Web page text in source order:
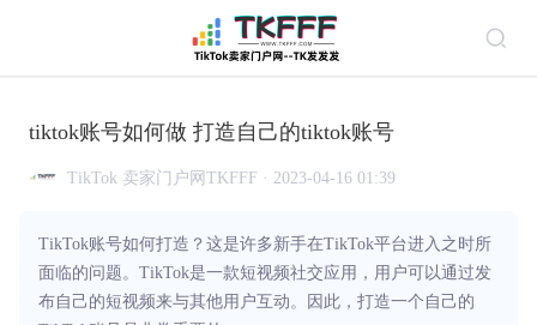
tiktok账号如何做 打造自己的tiktok账号
TikTok 卖家门户网TKFFF · 2023-04-16 01:39
TikTok账号如何打造？这是许多新手在TikTok平台进入之时所
面临的问题。TikTok是一款短视频社交应用，用户可以通过发
布自己的短视频来与其他用户互动。因此，打造一个自己的